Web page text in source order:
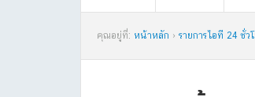
คุณอยู่ที่: หน้าหลัก › รายการไอที 24 ชั่ว